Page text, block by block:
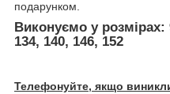
подарунком.
Виконуємо у розмірах:
134, 140, 146, 152
Телефонуйте, якщо